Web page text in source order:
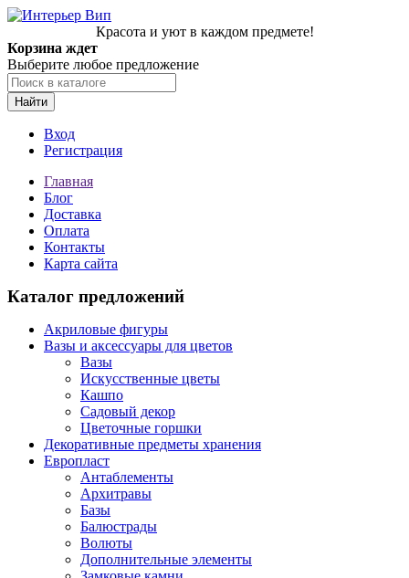
Красота и уют в каждом предмете!
Корзина ждет
Выберите любое предложение
Найти
Вход
Регистрация
Главная
Блог
Доставка
Оплата
Контакты
Карта сайта
Каталог предложений
Акриловые фигуры
Вазы и аксессуары для цветов
Вазы
Искусственные цветы
Кашпо
Садовый декор
Цветочные горшки
Декоративные предметы хранения
Европласт
Антаблементы
Архитравы
Базы
Балюстрады
Волюты
Дополнительные элементы